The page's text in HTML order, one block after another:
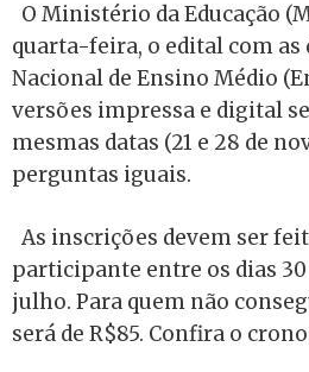
O Ministério da Educação
quarta-feira, o edital com as
Nacional de Ensino Médio
versões impressa e digital
mesmas datas (21 e 28 de
perguntas iguais.
As inscrições devem ser
participante entre os dias 30
julho. Para quem não
será de R$85. Confira o